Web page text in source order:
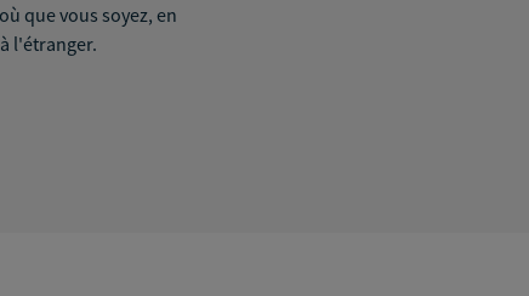
que vous soyez, en
l'étranger.